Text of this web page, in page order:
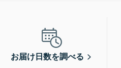
お届け日数を調べる